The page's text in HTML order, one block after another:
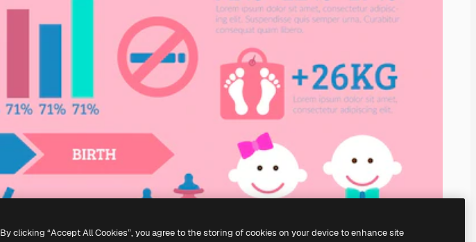
By clicking “Accept All Cookies”, you agree to the storing of cookies on your device to enhance site